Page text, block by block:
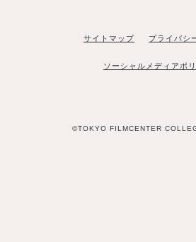
サイトマップ プライバシ
ソーシャルメディアポ
©TOKYO FILMCENTER